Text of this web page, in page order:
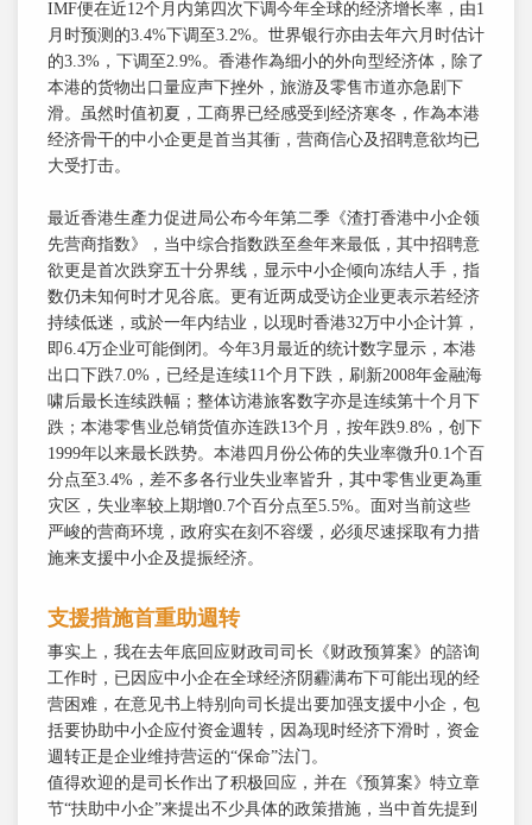
IMF便在近12个月内第四次下调今年全球的经济增长率，由1
月时预测的3.4%下调至3.2%。世界银行亦由去年六月时估计
的3.3%，下调至2.9%。香港作為细小的外向型经济体，除了
本港的货物出口量应声下挫外，旅游及零售市道亦急剧下
滑。虽然时值初夏，工商界已经感受到经济寒冬，作為本港
经济骨干的中小企更是首当其衝，营商信心及招聘意欲均已
大受打击。
最近香港生產力促进局公布今年第二季《渣打香港中小企领
先营商指数》，当中综合指数跌至叁年来最低，其中招聘意
欲更是首次跌穿五十分界线，显示中小企倾向冻结人手，指
数仍未知何时才见谷底。更有近两成受访企业更表示若经济
持续低迷，或於一年内结业，以现时香港32万中小企计算，
即6.4万企业可能倒闭。今年3月最近的统计数字显示，本港
出口下跌7.0%，已经是连续11个月下跌，刷新2008年金融海
啸后最长连续跌幅；整体访港旅客数字亦是连续第十个月下
跌；本港零售业总销货值亦连跌13个月，按年跌9.8%，创下
1999年以来最长跌势。本港四月份公佈的失业率微升0.1个百
分点至3.4%，差不多各行业失业率皆升，其中零售业更為重
灾区，失业率较上期增0.7个百分点至5.5%。面对当前这些
严峻的营商环境，政府实在刻不容缓，必须尽速採取有力措
施来支援中小企及提振经济。
支援措施首重助週转
事实上，我在去年底回应财政司司长《财政预算案》的諮询
工作时，已因应中小企在全球经济阴霾满布下可能出现的经
营困难，在意见书上特别向司长提出要加强支援中小企，包
括要协助中小企应付资金週转，因為现时经济下滑时，资金
週转正是企业维持营运的“保命”法门。
值得欢迎的是司长作出了积极回应，并在《预算案》特立章
节“扶助中小企”来提出不少具体的政策措施，当中首先提到